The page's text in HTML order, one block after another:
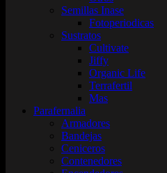
Semillas Inase
Fotoperiodicas
Sustratos
Cultivate
Jiffy
Organic Life
Terrafertil
Mas
Parafernalia
Armadores
Bandejas
Ceniceros
Contenedores